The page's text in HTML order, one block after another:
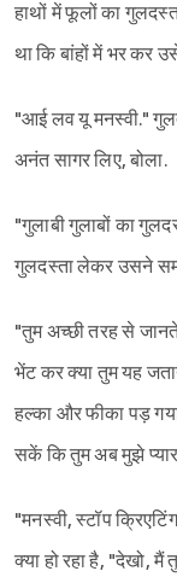
हाथों में फूलों का
था कि बांहों में भर कर
"आई लव यू मनस्वी."
अनंत सागर लिए, बोला.
"गुलाबी गुलाबों का
गुलदस्ता लेकर उसने
"तुम अच्छी तरह से
भेंट कर क्या तुम यह
हल्का और फीका पड़
सकें कि तुम अब मुझे
"मनस्वी, स्टॉप
क्या हो रहा है, "देखो,